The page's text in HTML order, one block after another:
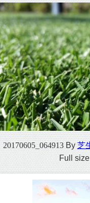
20170605_064913 By 芝
Full